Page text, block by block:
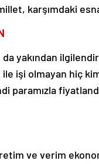
karşımdaki
da yakından
ile işi olmayan hiç
paramızla
ve verim